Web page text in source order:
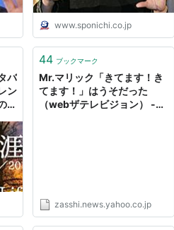
www.sponichi.co.jp
バ
ン
忠
44 ブックマーク
Mr.マリック「きてます！き
てます！」はうそだった
（webザテレビジョン） -
zasshi.news.yahoo.co.jp